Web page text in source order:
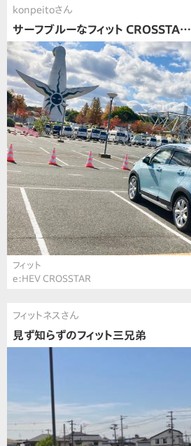
konpeitoさん
サーフブルーなフィット CROSSTA…
フィット
e:HEV CROSSTAR
フィットネスさん
見ず知らずのフィット三兄弟